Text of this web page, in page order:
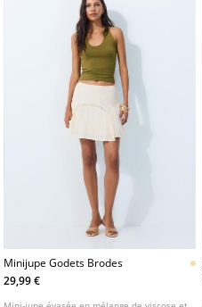
Minijupe Godets Brodes
29,99 €